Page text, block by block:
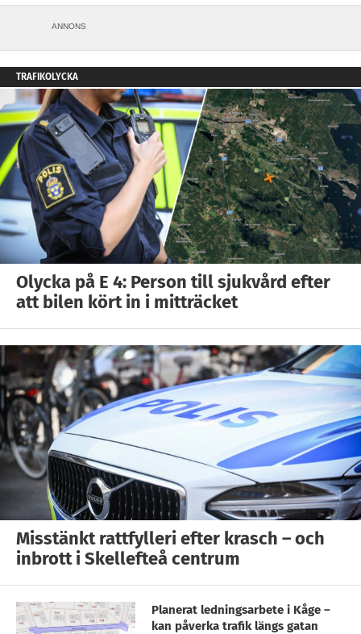
ANNONS
TRAFIKOLYCKA
Olycka på E 4: Person till sjukvård efter
att bilen kört in i mitträcket
Misstänkt rattfylleri efter krasch – och
inbrott i Skellefteå centrum
Planerat ledningsarbete i Kåge –
kan påverka trafik längs gatan